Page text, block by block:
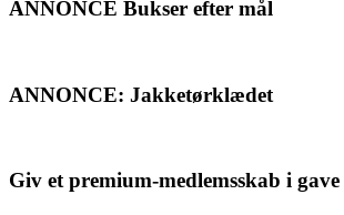
ANNONCE Bukser efter mål
ANNONCE: Jakketørklædet
Giv et premium-medlemsskab i gave